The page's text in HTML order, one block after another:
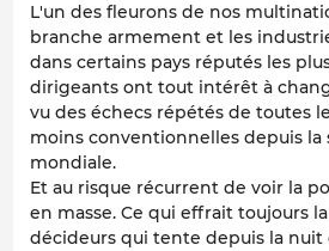
L'un des fleurons de nos
branche armement et les
dans certains pays réputés les
dirigeants ont tout intérêt à
vu des échecs répétés de toutes
moins conventionnelles depuis la
mondiale.
Et au risque récurrent de voir la
en masse. Ce qui effrait toujours
décideurs qui tente depuis la nuit